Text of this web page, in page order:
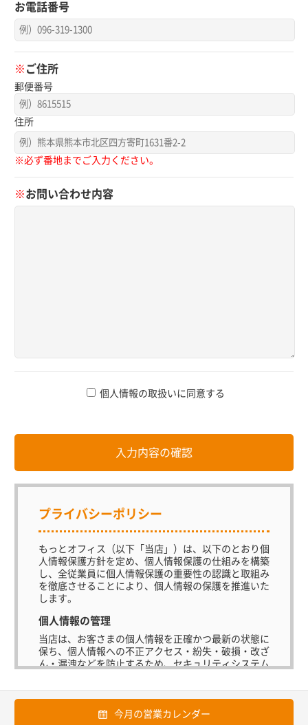
お電話番号
※ ご住所
郵便番号
住所
※必ず番地までご入力ください。
※お問い合わせ内容
個人情報の取扱いに同意する
プライバシーポリシー
もっとオフィス（以下「当店」）は、以下のとおり個
人情報保護方針を定め、個人情報保護の仕組みを構築
し、全従業員に個人情報保護の重要性の認識と取組み
を徹底させることにより、個人情報の保護を推進いた
します。
個人情報の管理
当店は、お客さまの個人情報を正確かつ最新の状態に
保ち、個人情報への不正アクセス・紛失・破損・改ざ
ん・漏洩などを防止するため、セキュリティシステム
措置を講じ、安全対策を実施し個人情報の厳重な管理
を行ないます。
今月の営業カレンダー